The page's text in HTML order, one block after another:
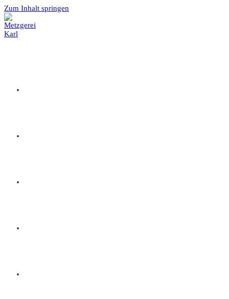
Zum Inhalt springen